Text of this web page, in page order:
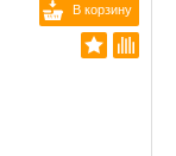
В корзину